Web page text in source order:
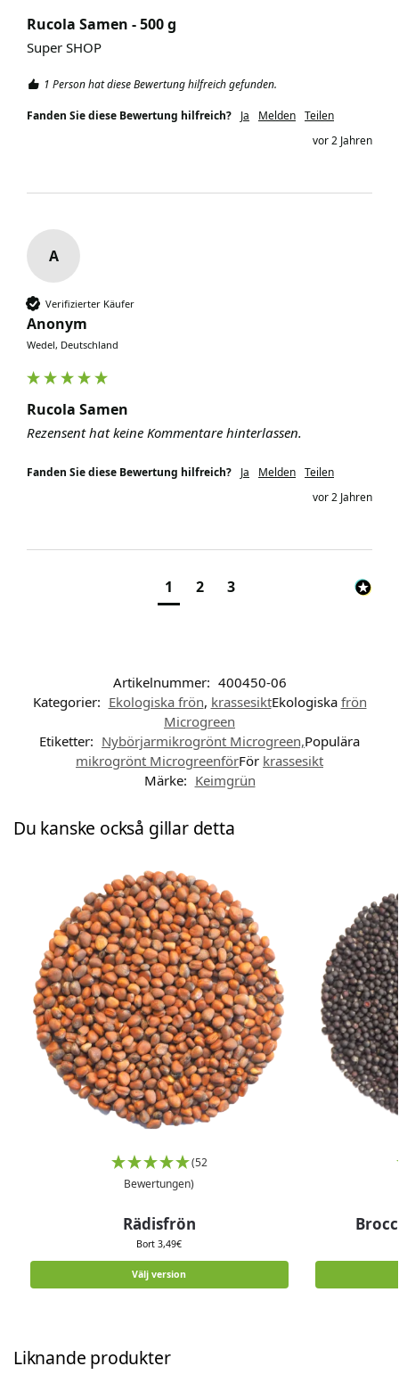
Rucola Samen - 500 g
Super SHOP
1 Person hat diese Bewertung hilfreich gefunden.
Fanden Sie diese Bewertung hilfreich? Ja Melden Teilen
vor 2 Jahren
A
Verifizierter Käufer
Anonym
Wedel, Deutschland
Rucola Samen
Rezensent hat keine Kommentare hinterlassen.
Fanden Sie diese Bewertung hilfreich? Ja Melden Teilen
vor 2 Jahren
1 2 3
Artikelnummer: 400450-06
Kategorier: Ekologiska frön, krassesiktEkologiska frön
Microgreen
Etiketter: Nybörjarmikrogrönt Microgreen,Populära
mikrogrönt MicrogreenförFör krassesikt
Märke: Keimgrün
Du kanske också gillar detta
(52
Bewertungen)
Rädisfrön
Bort3,49€
Välj version
Liknande produkter